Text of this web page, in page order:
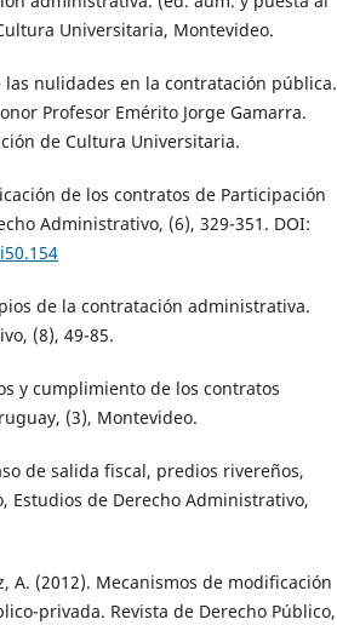
Universitaria, Montevideo.
las nulidades en la contratación pública.
Profesor Emérito Jorge Gamarra.
de Cultura Universitaria.
de los contratos de Participación
Administrativo, (6), 329-351. DOI:
de la contratación administrativa.
(8), 49-85.
y cumplimiento de los contratos
(3), Montevideo.
de salida fiscal, predios rivereños,
Estudios de Derecho Administrativo,
A. (2012). Mecanismos de modificación
privada. Revista de Derecho Público,